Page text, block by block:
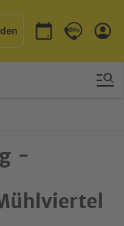
Termin buchen
Kontakt &
-